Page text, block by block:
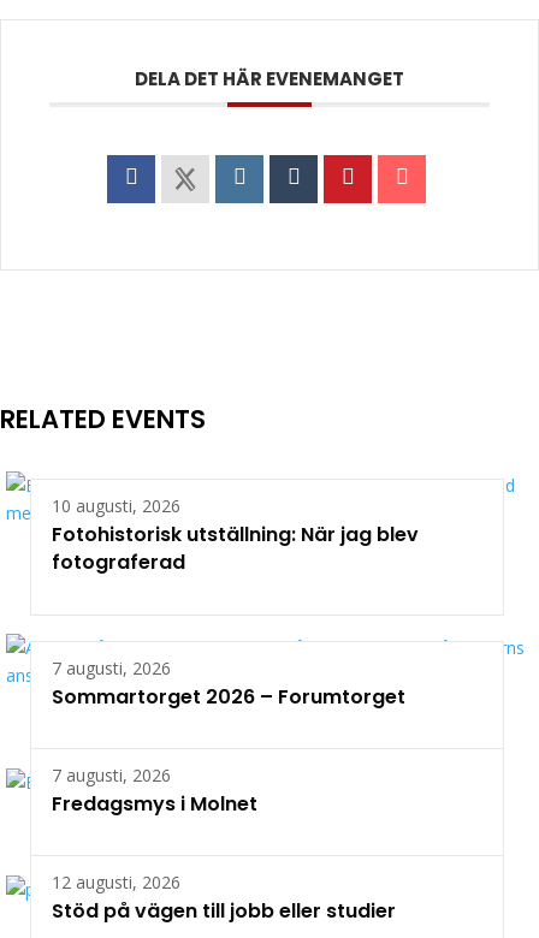
DELA DET HÄR EVENEMANGET
RELATED EVENTS
10 augusti, 2026
Fotohistorisk utställning: När jag blev
fotograferad
7 augusti, 2026
Sommartorget 2026 – Forumtorget
7 augusti, 2026
Fredagsmys i Molnet
12 augusti, 2026
Stöd på vägen till jobb eller studier